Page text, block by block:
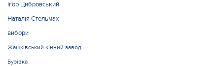
Ігор Цибровський
Наталія Стельмах
вибори
Жашківський кінний завод
Бузівка